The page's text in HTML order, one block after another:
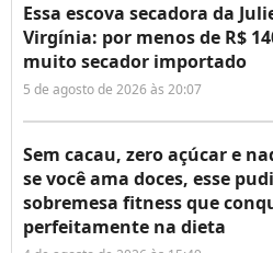
Essa escova secadora da
Virgínia: por menos de R$
muito secador importado
5 de agosto de 2026 às 20:07
Sem cacau, zero açúcar e
se você ama doces, esse
sobremesa fitness que
perfeitamente na dieta